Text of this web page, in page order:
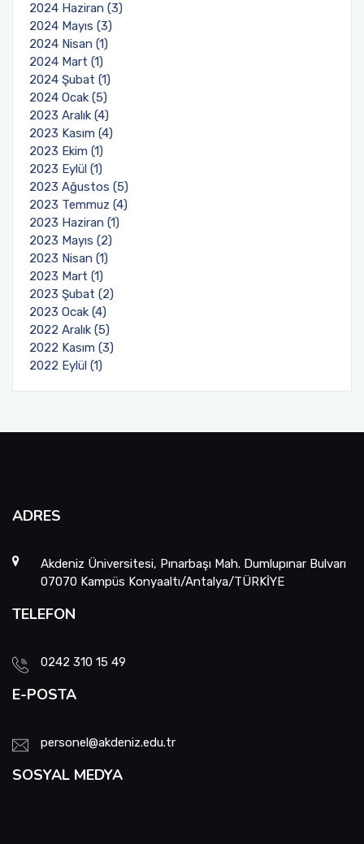
2024 Haziran (3)
2024 Mayıs (3)
2024 Nisan (1)
2024 Mart (1)
2024 Şubat (1)
2024 Ocak (5)
2023 Aralık (4)
2023 Kasım (4)
2023 Ekim (1)
2023 Eylül (1)
2023 Ağustos (5)
2023 Temmuz (4)
2023 Haziran (1)
2023 Mayıs (2)
2023 Nisan (1)
2023 Mart (1)
2023 Şubat (2)
2023 Ocak (4)
2022 Aralık (5)
2022 Kasım (3)
2022 Eylül (1)
ADRES
Akdeniz Üniversitesi, Pınarbaşı Mah. Dumlupınar Bulvarı
07070 Kampüs Konyaaltı/Antalya/TÜRKİYE
TELEFON
0242 310 15 49
E-POSTA
personel@akdeniz.edu.tr
SOSYAL MEDYA